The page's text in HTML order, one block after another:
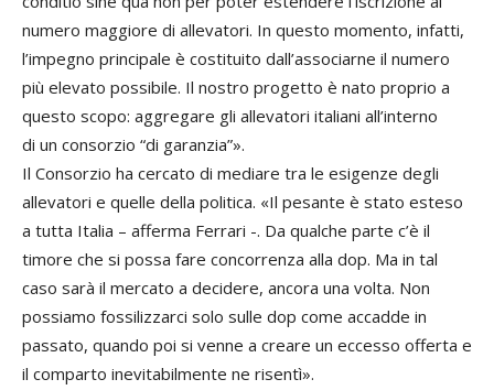
numero maggiore di allevatori. In questo momento, infatti,
l’impegno principale è costituito dall’associarne il numero
più elevato possibile. Il nostro progetto è nato proprio a
questo scopo: aggregare gli allevatori italiani all’interno
di un consorzio “di garanzia”».
Il Consorzio ha cercato di mediare tra le esigenze degli
allevatori e quelle della politica. «Il pesante è stato esteso
a tutta Italia – afferma Ferrari -. Da qualche parte c’è il
timore che si possa fare concorrenza alla dop. Ma in tal
caso sarà il mercato a decidere, ancora una volta. Non
possiamo fossilizzarci solo sulle dop come accadde in
passato, quando poi si venne a creare un eccesso offerta e
il comparto inevitabilmente ne risentì».